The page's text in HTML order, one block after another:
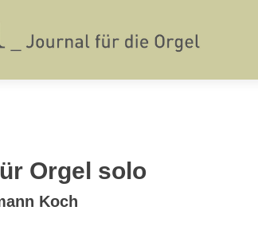
Orgel solo
Koch